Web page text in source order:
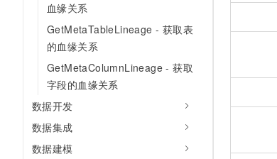
血缘关系
GetMetaTableLineage - 获取表
的血缘关系
GetMetaColumnLineage - 获取
字段的血缘关系
数据开发
数据集成
数据建模